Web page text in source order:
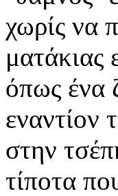
χωρίς να
ματάκιας
όπως ένα
στην
τίποτα